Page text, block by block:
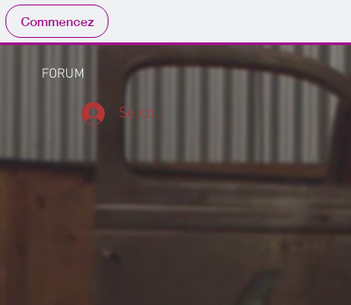
Commencez
FORUM
Se connecter